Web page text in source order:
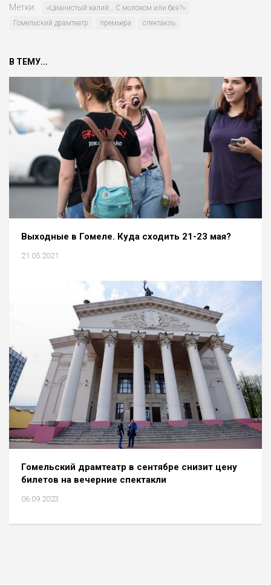
Метки:
«Цианистый калий… С молоком или без?»
Гомельский драмтеатр
премьера спектакль
В ТЕМУ...
Выходные в Гомеле. Куда сходить 21-23 мая?
21.05.2021
Гомельский драмтеатр в сентябре снизит цену
билетов на вечерние спектакли
06.09.2023